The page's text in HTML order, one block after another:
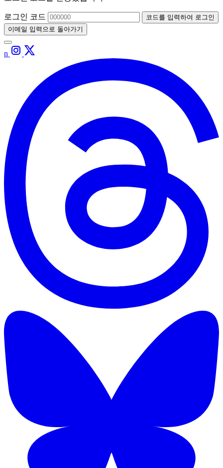
로그인 코드
코드를 입력하여 로그인
이메일 입력으로 돌아가기
n